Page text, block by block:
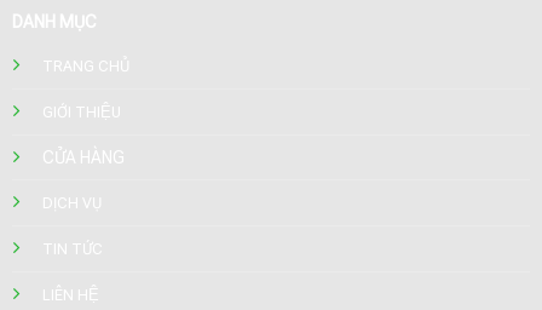
DANH MỤC
TRANG CHỦ
GIỚI THIỆU
CỬA HÀNG
DỊCH VỤ
TIN TỨC
LIÊN HỆ